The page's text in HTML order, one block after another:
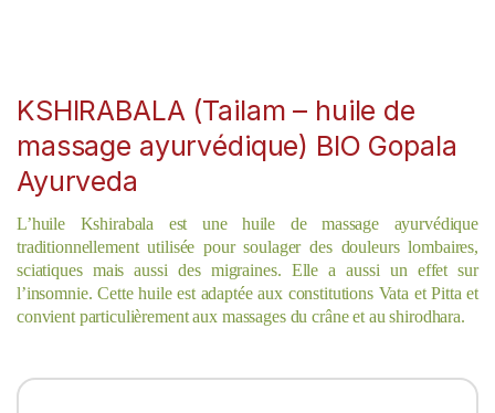
KSHIRABALA (Tailam – huile de
massage ayurvédique) BIO Gopala
Ayurveda
L’huile Kshirabala est une huile de massage ayurvédique
traditionnellement utilisée pour soulager des douleurs lombaires,
sciatiques mais aussi des migraines. Elle a aussi un effet sur
l’insomnie. Cette huile est adaptée aux constitutions Vata et Pitta et
convient particulièrement aux massages du crâne et au shirodhara.